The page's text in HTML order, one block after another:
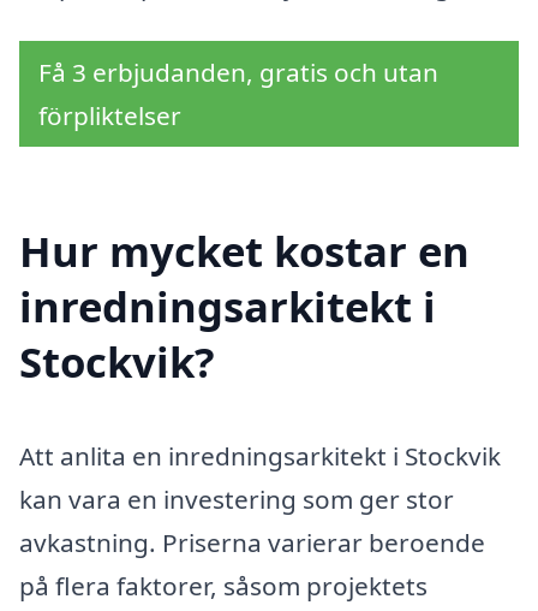
Få 3 erbjudanden, gratis och utan
förpliktelser
Hur mycket kostar en
inredningsarkitekt i
Stockvik?
Att anlita en inredningsarkitekt i Stockvik
kan vara en investering som ger stor
avkastning. Priserna varierar beroende
på flera faktorer, såsom projektets